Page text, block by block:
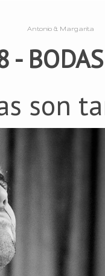
Antonio & Margarita
- BODAS
son